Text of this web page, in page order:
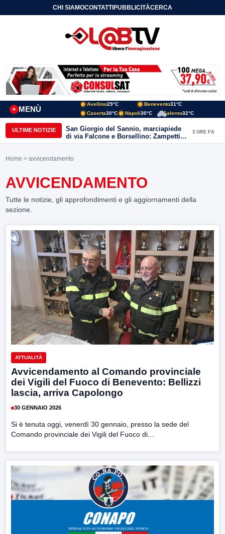
CHI SIAMOCONTATTIPUBBLICITÀCERCA
MENÙ
+
Avellino29°C Benevento31°C
Caserta30°C Napoli30°C Salerno32°C
ULTIME NOTIZIE
San Giorgio del Sannio, marciapiede
di via Falcone e Borsellino: Zampetti e
Lombardi replicano alle polemiche
3 ORE FA
Home > avvicendamento
AVVICENDAMENTO
Tutte le notizie, gli approfondimenti e gli aggiornamenti della
sezione.
ATTUALITÀ
Avvicendamento al Comando provinciale
dei Vigili del Fuoco di Benevento: Bellizzi
lascia, arriva Capolongo
30 GENNAIO 2026
Si è tenuta oggi, venerdì 30 gennaio, presso la sede del
Comando provinciale dei Vigili del Fuoco di...